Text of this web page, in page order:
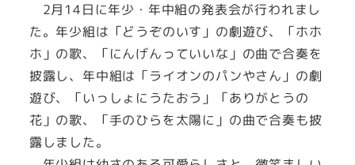
2月14日に年少・年中組の発表会が行われまし
た。年少組は「どうぞのいす」の劇遊び、「ホホ
ホ」の歌、「にんげんっていいな」の曲で合奏を
披露し、年中組は「ライオンのパンやさん」の劇
遊び、「いっしょにうたおう」「ありがとうの
花」の歌、「手のひらを太陽に」の曲で合奏も披
露しました。